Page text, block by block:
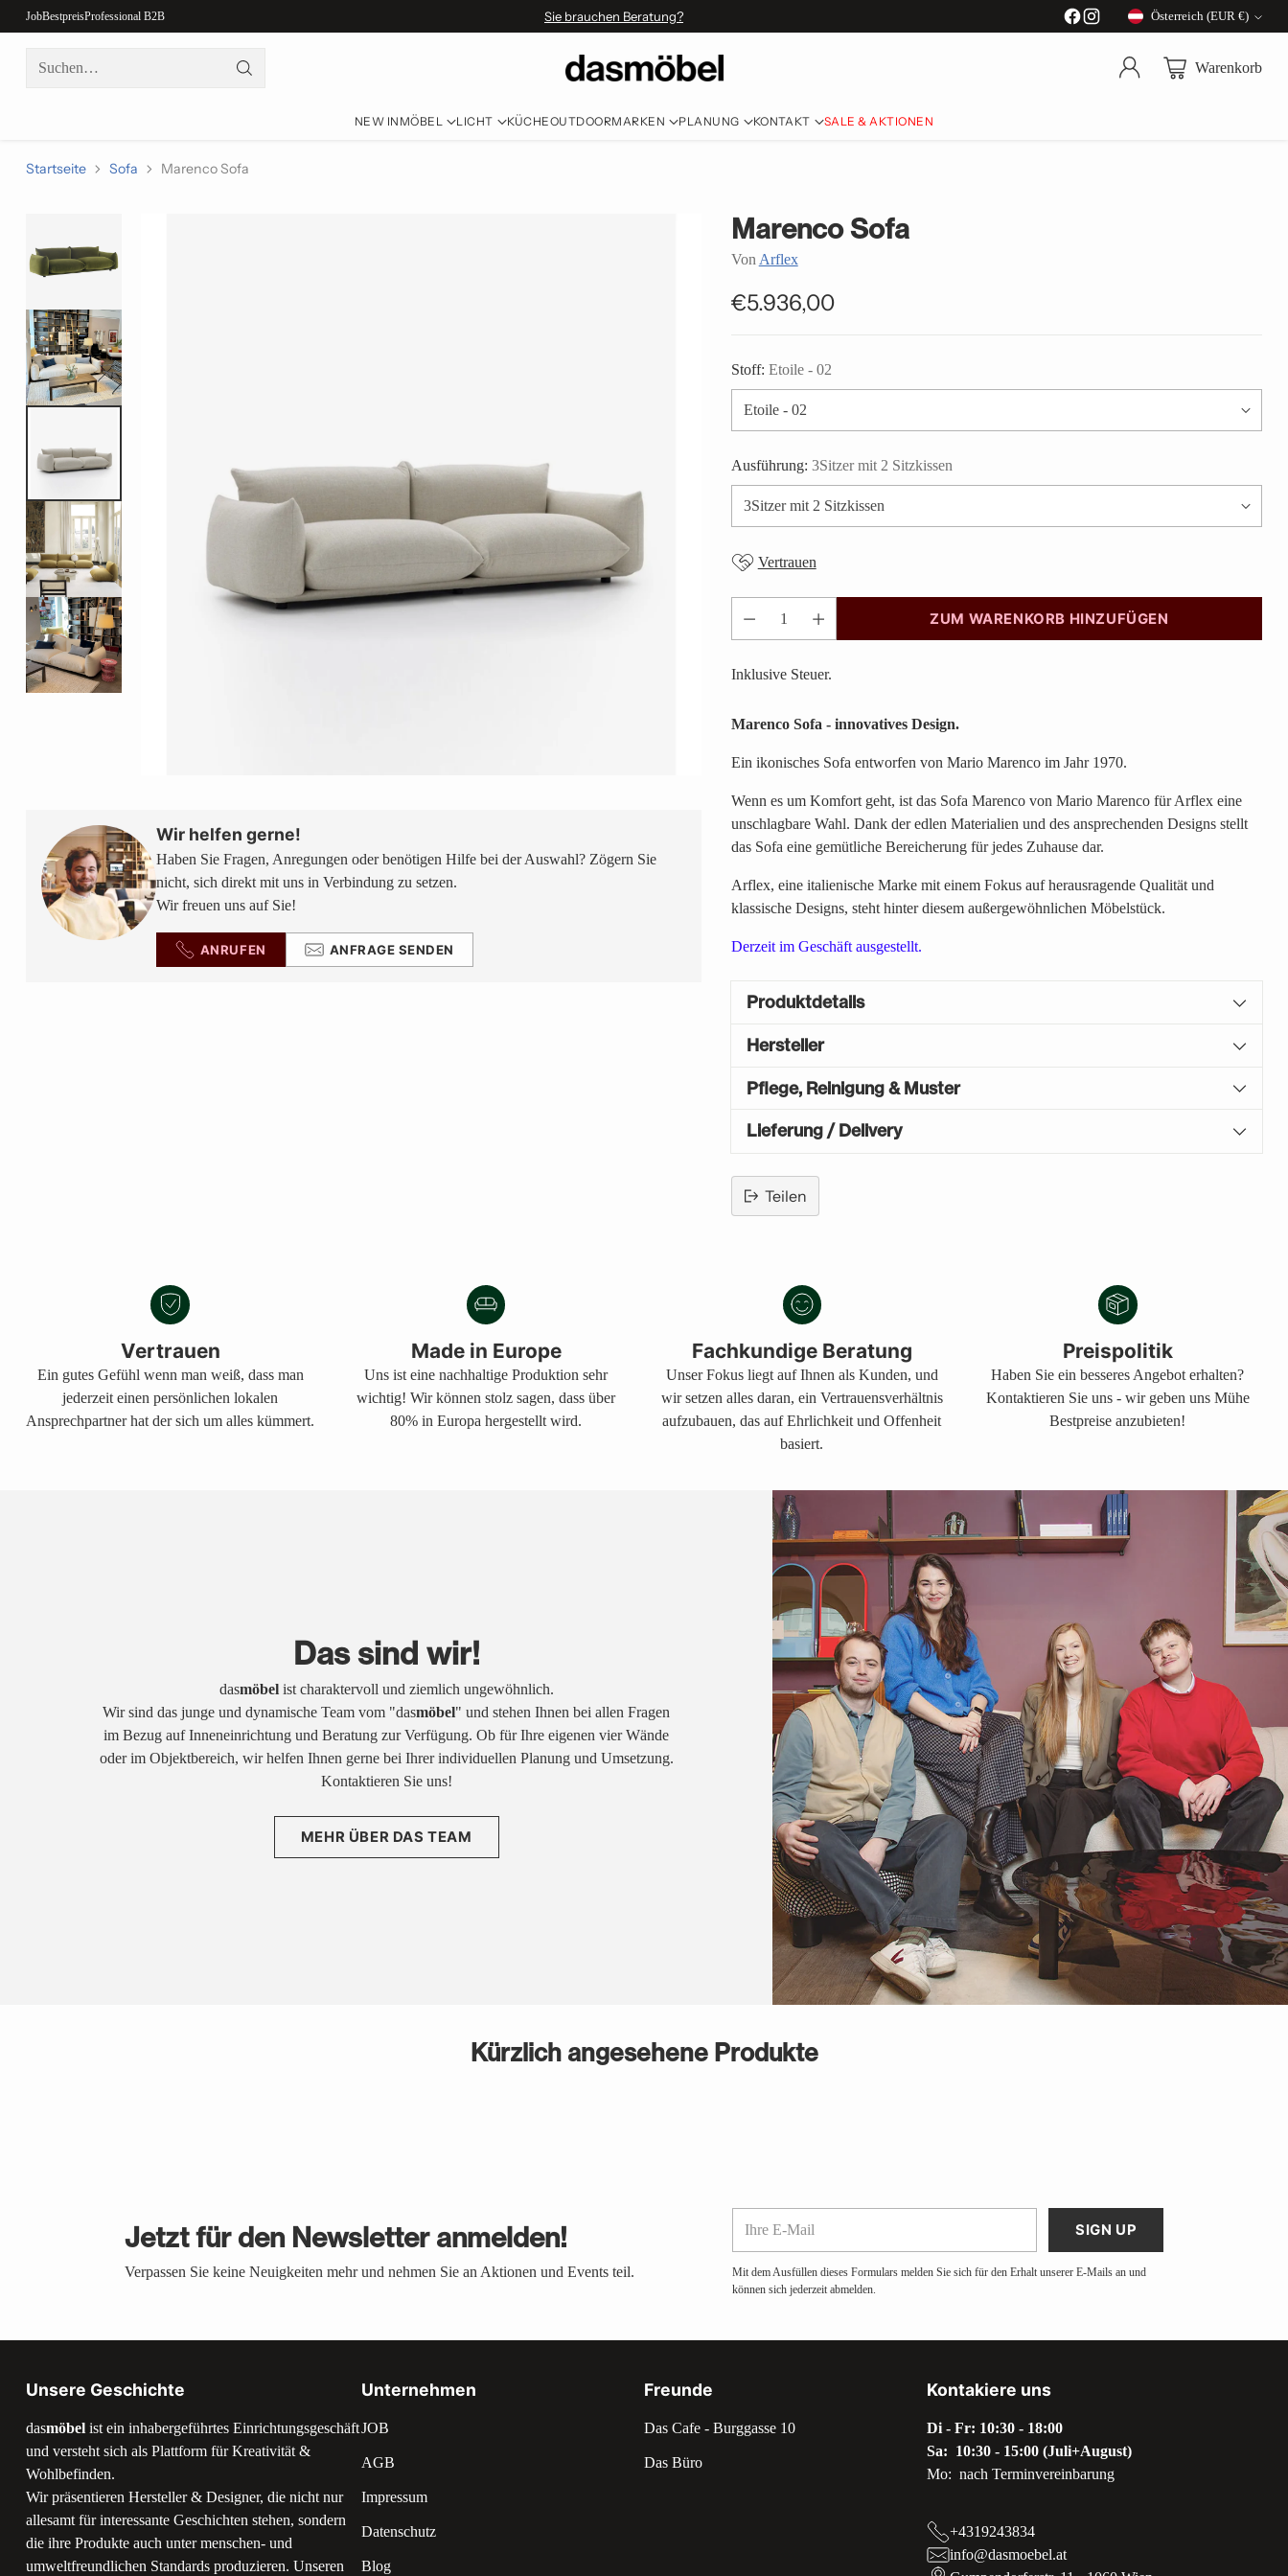
JobBestpreisProfessional B2B Sie brauchen Beratung?
Währung
Österreich (EUR €)
Suchen… Warenkorb
NEW IN MÖBEL LICHT KÜCHEOUTDOORMARKEN PLANUNG KONTAKT SALE & AKTIONEN
Startseite Sofa Marenco Sofa
Wir helfen gerne!
Haben Sie Fragen, Anregungen oder benötigen Hilfe bei der Auswahl? Zögern Sie
nicht, sich direkt mit uns in Verbindung zu setzen.
Wir freuen uns auf Sie!
ANRUFEN ANFRAGE SENDEN
Marenco Sofa
Von Arflex
Normaler
€5.936,00
Stoff: Etoile - 02
Ausführung: 3Sitzer mit 2 Sitzkissen
Vertrauen
Anzahl
ZUM WARENKORB HINZUFÜGEN
Inklusive Steuer.
Marenco Sofa - innovatives Design.
Ein ikonisches Sofa entworfen von Mario Marenco im Jahr 1970.
Wenn es um Komfort geht, ist das Sofa Marenco von Mario Marenco für Arflex eine
unschlagbare Wahl. Dank der edlen Materialien und des ansprechenden Designs stellt
das Sofa eine gemütliche Bereicherung für jedes Zuhause dar.
Arflex, eine italienische Marke mit einem Fokus auf herausragende Qualität und
klassische Designs, steht hinter diesem außergewöhnlichen Möbelstück.
Derzeit im Geschäft ausgestellt.
Produktdetails
Hersteller
Pflege, Reinigung & Muster
Lieferung / Delivery
Teilen
Warenkorb
Vertrauen
Ein gutes Gefühl wenn man weiß, dass man
jederzeit einen persönlichen lokalen
Ansprechpartner hat der sich um alles kümmert.
Made in Europe
Uns ist eine nachhaltige Produktion sehr
wichtig! Wir können stolz sagen, dass über
80% in Europa hergestellt wird.
Fachkundige Beratung
Unser Fokus liegt auf Ihnen als Kunden, und
wir setzen alles daran, ein Vertrauensverhältnis
aufzubauen, das auf Ehrlichkeit und Offenheit
basiert.
Preispolitik
Haben Sie ein besseres Angebot erhalten?
Kontaktieren Sie uns - wir geben uns Mühe
Bestpreise anzubieten!
Das sind wir!
dasmöbelist charaktervoll und ziemlich ungewöhnlich.
Wir sind das junge und dynamische Team vom "dasmöbel" und stehen Ihnen bei allen Fragen
im Bezug auf Inneneinrichtung und Beratung zur Verfügung. Ob für Ihre eigenen vier Wände
oder im Objektbereich, wir helfen Ihnen gerne bei Ihrer individuellen Planung und Umsetzung.
Kontaktieren Sie uns!
MEHR ÜBER DAS TEAM
Kürzlich angesehene Produkte
Jetzt für den Newsletter anmelden!
Verpassen Sie keine Neuigkeiten mehr und nehmen Sie an Aktionen und Events teil.
Mail
SIGN UP
Mit dem Ausfüllen dieses Formulars melden Sie sich für den Erhalt unserer E-Mails an und
können sich jederzeit abmelden.
Unsere Geschichte
dasmöbel ist ein inhabergeführtes Einrichtungsgeschäft
und versteht sich als Plattform für Kreativität &
Wohlbefinden.
Wir präsentieren Hersteller & Designer, die nicht nur
allesamt für interessante Geschichten stehen, sondern
die ihre Produkte auch unter menschen- und
umweltfreundlichen Standards produzieren. Unseren
Unternehmen
JOB
AGB
Impressum
Datenschutz
Blog
Freunde
Das Cafe - Burggasse 10
Das Büro
Kontakiere uns
Di - Fr: 10:30 - 18:00
Sa: 10:30 - 15:00 (Juli+August)
Mo: nach Terminvereinbarung
+4319243834
info@dasmoebel.at